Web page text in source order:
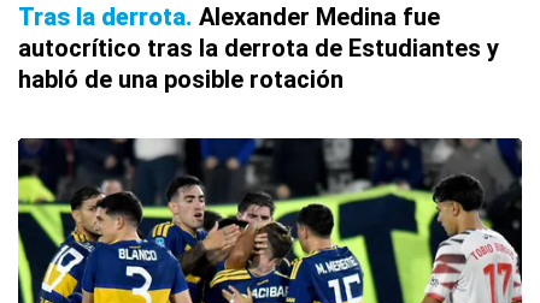
Tras la derrota Alexander Medina fue
autocrítico tras la derrota de Estudiantes y
habló de una posible rotación